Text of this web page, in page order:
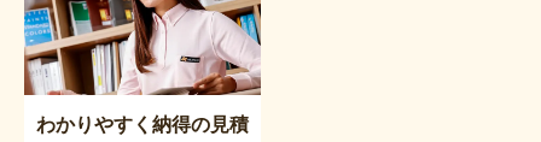
わかりやすく納得の見積